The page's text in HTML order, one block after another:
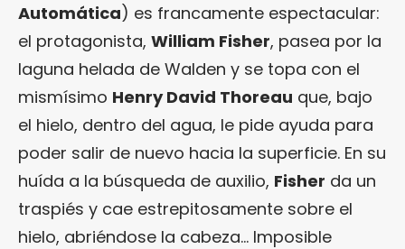
Automática) es francamente espectacular:
el protagonista, William Fisher, pasea por la
laguna helada de Walden y se topa con el
mismísimo Henry David Thoreau que, bajo
el hielo, dentro del agua, le pide ayuda para
poder salir de nuevo hacia la superficie. En su
huída a la búsqueda de auxilio, Fisher da un
traspiés y cae estrepitosamente sobre el
hielo, abriéndose la cabeza… Imposible